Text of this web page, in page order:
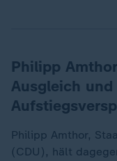
Philipp
Ausgleich und
Philipp Amthor,
(CDU), hält